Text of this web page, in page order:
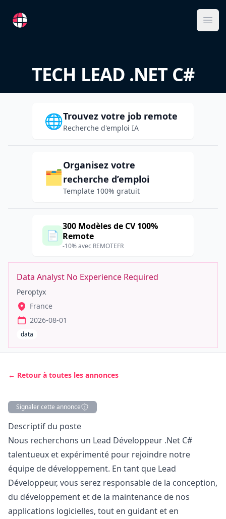
RemoteFR
TECH LEAD .NET C#
🌐Trouvez votre job remote
Recherche d'emploi IA
🗂️
Organisez votre
recherche d’emploi
Template 100% gratuit
📄
300 Modèles de CV 100%
Remote
-10% avec REMOTEFR
Data Analyst No Experience Required
Peroptyx
France
2026-08-01
data
← Retour à toutes les annonces
Signaler cette annonce
Description
Descriptif du poste
Nous recherchons un Lead Développeur .Net C#
talentueux et expérimenté pour rejoindre notre
équipe de développement. En tant que Lead
Développeur, vous serez responsable de la conception,
du développement et de la maintenance de nos
applications logicielles, tout en guidant et en